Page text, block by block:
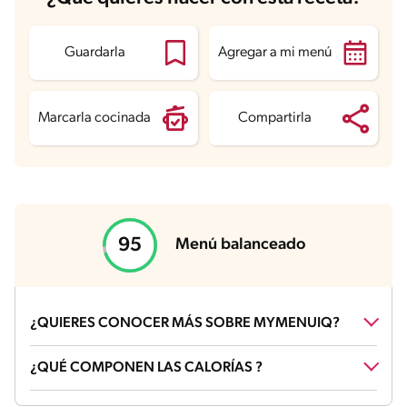
Guardarla Agregar a mi menú
Marcarla cocinada Compartirla
Menú balanceado
¿QUIERES CONOCER MÁS SOBRE MYMENUIQ?
¿Qué es un menú balanceado?
Un menú balanceado contiene alimentos de todos los grupos en
las cantidades apropiadas.
¿QUÉ COMPONEN LAS CALORÍAS ?